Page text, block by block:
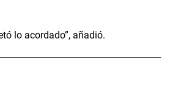
lo acordado”, añadió.